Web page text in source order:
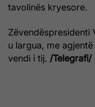
tavolinës kryesore.
Zëvendëspresidenti
u largua, me
vendi i tij. /Telegrafi/